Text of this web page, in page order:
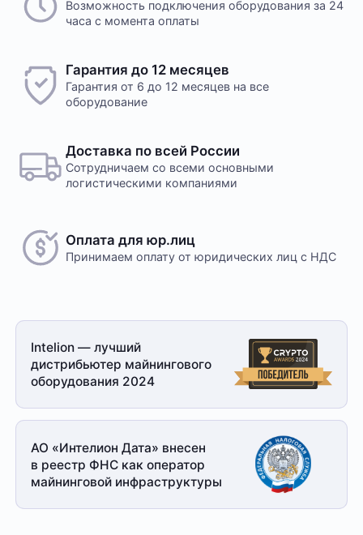
Возможность подключения оборудования за 24
часа с момента оплаты
Гарантия до 12 месяцев
Гарантия от 6 до 12 месяцев на все
оборудование
Доставка по всей России
Сотрудничаем со всеми основными
логистическими компаниями
Оплата для юр.лиц
Принимаем оплату от юридических лиц с НДС
Intelion — лучший
дистрибьютер майнингового
оборудования 2024
АО «Интелион Дата» внесен
в реестр ФНС как оператор
майнинговой инфраструктуры